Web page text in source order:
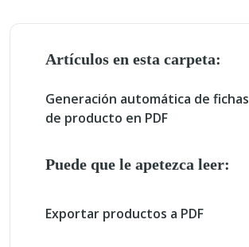
Artículos en esta carpeta:
Generación automática de fichas
de producto en PDF
Puede que le apetezca leer:
Exportar productos a PDF